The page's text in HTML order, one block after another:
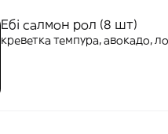
Ебі салмон рол (8 шт)
креветка темпура, авокадо,